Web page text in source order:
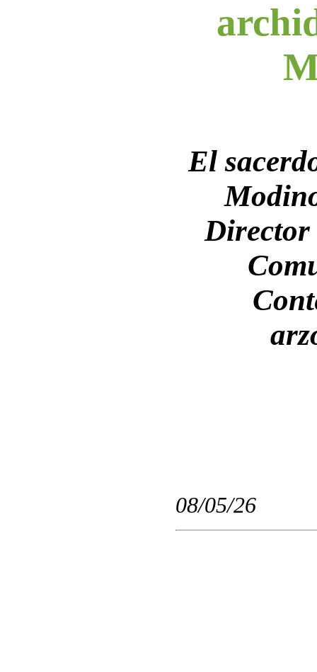
El
Director
08/05/26